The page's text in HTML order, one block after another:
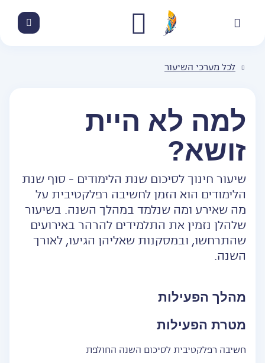
לכל מערכי השיעור
למה לא היית
זושא?
שיעור חינוך לסיכום שנת הלימודים - סוף שנת
הלימודים הוא הזמן לחשיבה רפלקטיבית על
מה שאירע ומה שנלמד במהלך השנה. בשיעור
שלהלן נזמין את התלמידים להרהר באירועים
שהתרחשו, ובמסקנות שאליהן הגיעו, לאורך
השנה.
מהלך הפעילות
מטרת הפעילות
חשיבה רפלקטיבית לסיכום השנה החולפת